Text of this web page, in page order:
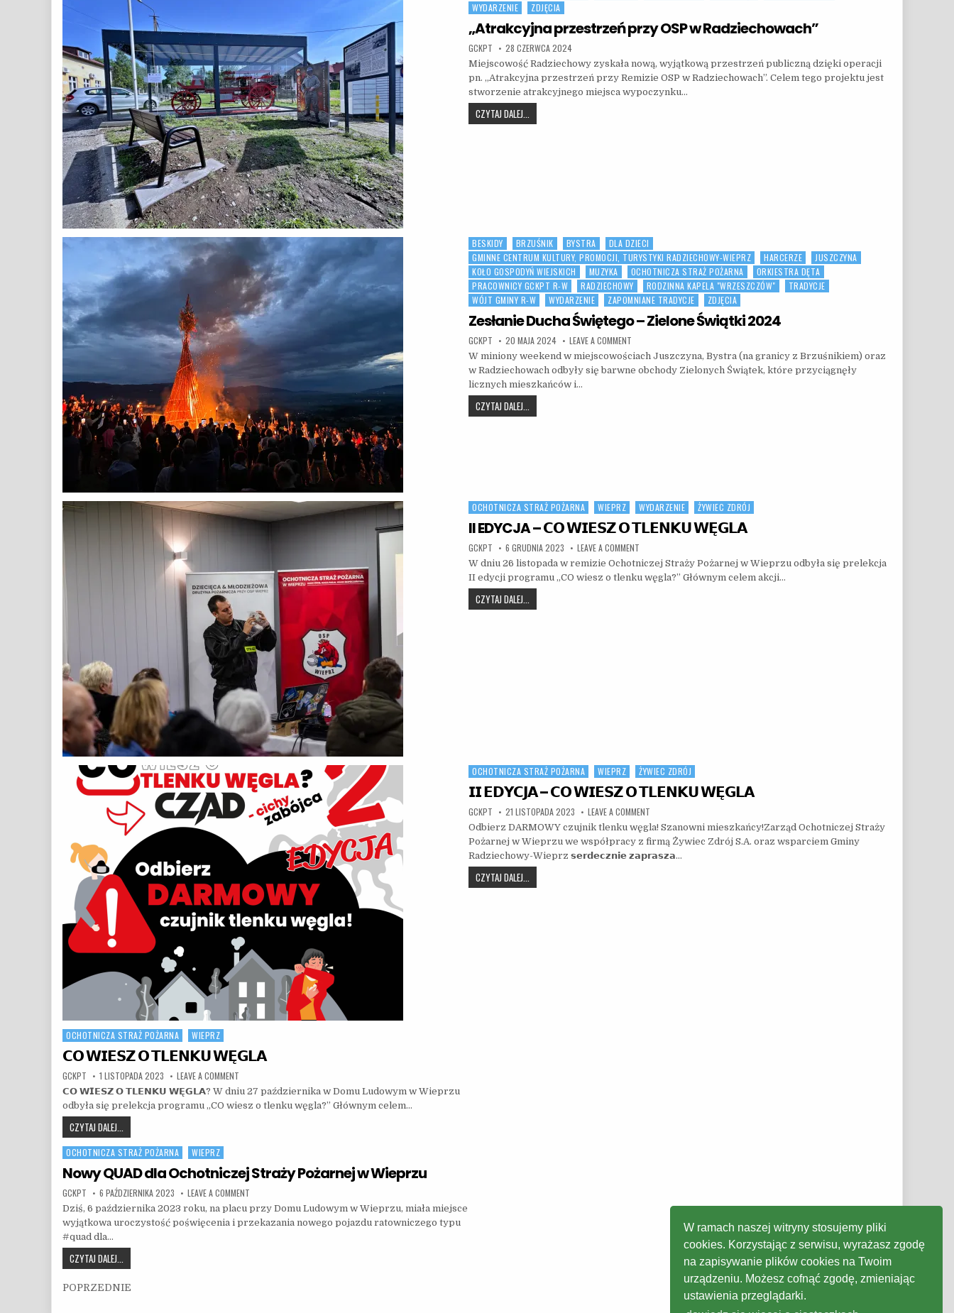
WYDARZENIE
ZDJĘCIA
„Atrakcyjna przestrzeń przy OSP w Radziechowach”
AUTHOR:
GCKPT PUBLISHED DATE:
28 CZERWCA 2024
Miejscowość Radziechowy zyskała nową, wyjątkową przestrzeń publiczną dzięki operacji
pn. „Atrakcyjna przestrzeń przy Remizie OSP w Radziechowach”. Celem tego projektu jest
stworzenie atrakcyjnego miejsca wypoczynku…
CZYTAJ DALEJ...
Posted in
BESKIDY BRZUŚNIK BYSTRA
DLA DZIECI
GMINNE CENTRUM KULTURY, PROMOCJI, TURYSTYKI RADZIECHOWY-WIEPRZ
HARCERZE
JUSZCZYNA
KOŁO GOSPODYŃ WIEJSKICH
MUZYKA OCHOTNICZA STRAŻ POŻARNA
ORKIESTRA DĘTA
PRACOWNICY GCKPT R-W
RADZIECHOWY RODZINNA KAPELA "WRZESZCZÓW"
TRADYCJE
WÓJT GMINY R-W
WYDARZENIE ZAPOMNIANE TRADYCJE ZDJĘCIA
Zesłanie Ducha Świętego – Zielone Świątki 2024
AUTHOR:
GCKPT PUBLISHED DATE:
20 MAJA 2024 LEAVE A COMMENT
W miniony weekend w miejscowościach Juszczyna, Bystra (na granicy z Brzuśnikiem) oraz
w Radziechowach odbyły się barwne obchody Zielonych Świątek, które przyciągnęły
licznych mieszkańców i…
CZYTAJ DALEJ...
Posted in
OCHOTNICZA STRAŻ POŻARNA WIEPRZ WYDARZENIE ŻYWIEC ZDRÓJ
II EDYCJA – 𝗖𝗢 𝗪𝗜𝗘𝗦𝗭 𝗢 𝗧𝗟𝗘𝗡𝗞𝗨 𝗪𝗘̨𝗚𝗟𝗔
AUTHOR:
GCKPT PUBLISHED DATE:
6 GRUDNIA 2023 LEAVE A COMMENT
W dniu 26 listopada w remizie Ochotniczej Straży Pożarnej w Wieprzu odbyła się prelekcja
II edycji programu „CO wiesz o tlenku węgla?” Głównym celem akcji…
CZYTAJ DALEJ...
Posted in
OCHOTNICZA STRAŻ POŻARNA WIEPRZ ŻYWIEC ZDRÓJ
𝗜𝗜 𝗘𝗗𝗬𝗖𝗝𝗔 – 𝗖𝗢 𝗪𝗜𝗘𝗦𝗭 𝗢 𝗧𝗟𝗘𝗡𝗞𝗨 𝗪𝗘̨𝗚𝗟𝗔
AUTHOR:
GCKPT PUBLISHED DATE:
21 LISTOPADA 2023 LEAVE A COMMENT
Odbierz DARMOWY czujnik tlenku węgla! Szanowni mieszkańcy!Zarząd Ochotniczej Straży
Pożarnej w Wieprzu we współpracy z firmą Żywiec Zdrój S.A. oraz wsparciem Gminy
Radziechowy-Wieprz 𝘀𝗲𝗿𝗱𝗲𝗰𝘇𝗻𝗶𝗲 𝘇𝗮𝗽𝗿𝗮𝘀𝘇𝗮…
CZYTAJ DALEJ...
Posted in
OCHOTNICZA STRAŻ POŻARNA WIEPRZ
𝗖𝗢 𝗪𝗜𝗘𝗦𝗭 𝗢 𝗧𝗟𝗘𝗡𝗞𝗨 𝗪𝗘̨𝗚𝗟𝗔
AUTHOR:
GCKPT PUBLISHED DATE:
1 LISTOPADA 2023 LEAVE A COMMENT
𝗖𝗢 𝗪𝗜𝗘𝗦𝗭 𝗢 𝗧𝗟𝗘𝗡𝗞𝗨 𝗪𝗘̨𝗚𝗟𝗔? W dniu 27 października w Domu Ludowym w Wieprzu
odbyła się prelekcja programu „CO wiesz o tlenku węgla?” Głównym celem…
CZYTAJ DALEJ...
Posted in
OCHOTNICZA STRAŻ POŻARNA WIEPRZ
Nowy QUAD dla Ochotniczej Straży Pożarnej w Wieprzu
AUTHOR:
GCKPT PUBLISHED DATE:
6 PAŹDZIERNIKA 2023 LEAVE A COMMENT
Dziś, 6 października 2023 roku, na placu przy Domu Ludowym w Wieprzu, miała miejsce
wyjątkowa uroczystość poświęcenia i przekazania nowego pojazdu ratowniczego typu
#quad dla…
CZYTAJ DALEJ...
Nawigacja po wpisach
W ramach naszej witryny stosujemy pliki
cookies. Korzystając z serwisu, wyrażasz zgodę
na zapisywanie plików cookies na Twoim
urządzeniu. Możesz cofnąć zgodę, zmieniając
ustawienia przeglądarki.